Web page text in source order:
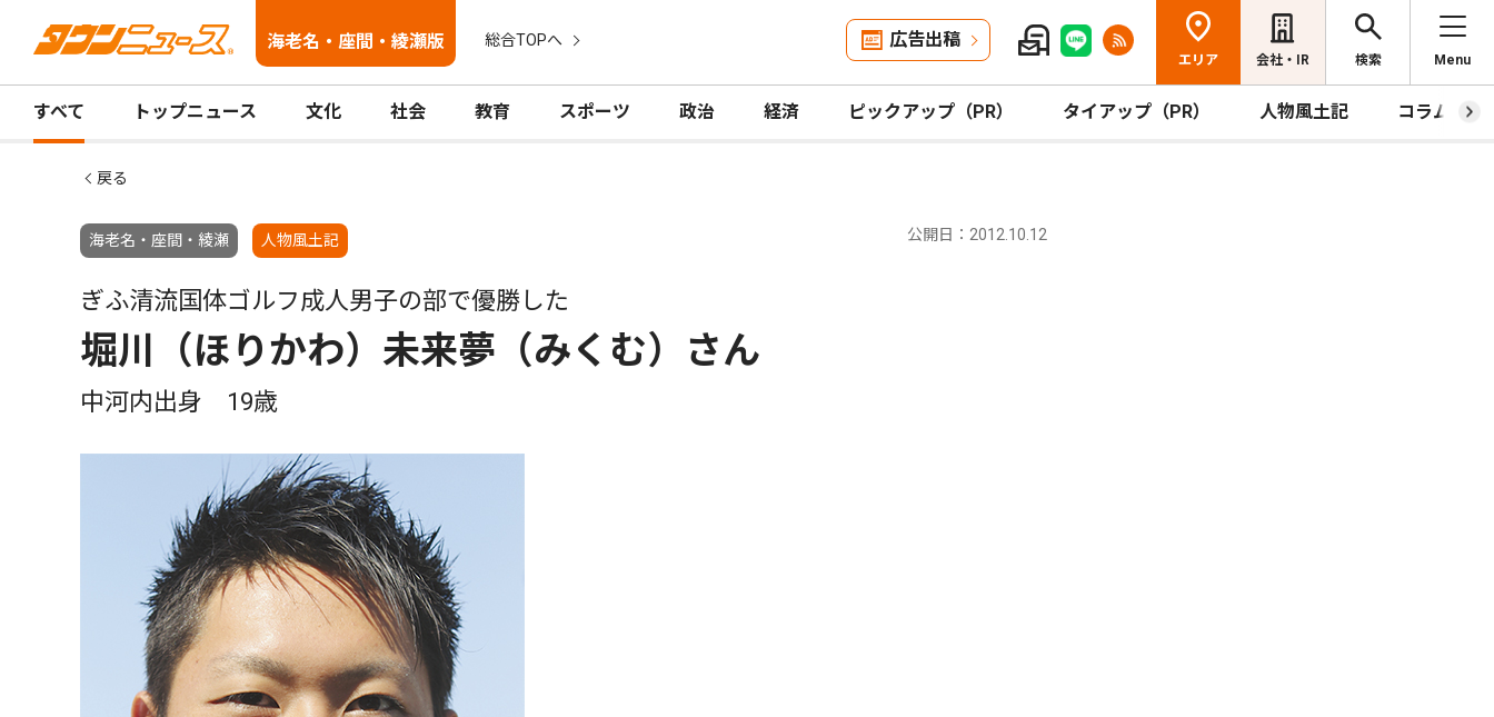
海老名・座間・綾瀬版 総合TOPへ 広告出稿
エリア 会社・IR 検索 Menu
すべて トップニュース 文化 社会 教育 スポーツ 政治 経済 ピックアップ（PR） タイアップ（PR） 人物風土記 コラム
戻る
海老名・座間・綾瀬 人物風土記 公開日：2012.10.12
ぎふ清流国体ゴルフ成人男子の部で優勝した
堀川（ほりかわ）未来夢（みくむ）さん
中河内出身 19歳